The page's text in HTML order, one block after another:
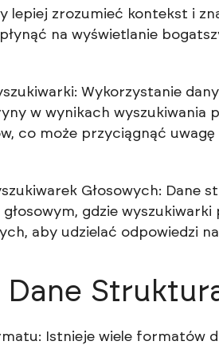
lepiej zrozumieć kontekst i
na wyświetlanie
Wykorzystanie
w wynikach wyszukiwania
co może przyciągnąć uwagę
Głosowych: Dane
gdzie
aby udzielać odpowiedzi
Istnieje wiele formatów